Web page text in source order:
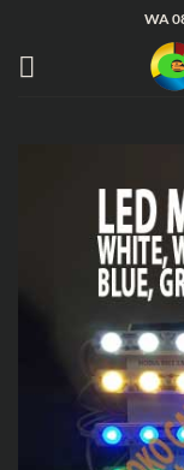
content
WA